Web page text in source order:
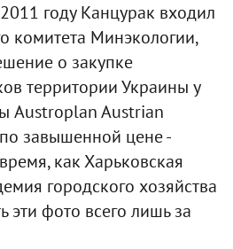
году Канцурак входил
комитета Минэкологии,
о закупке
территории Украины у
Austroplan Austrian
завышенной цене -
как Харьковская
городского хозяйства
эти фото всего лишь за